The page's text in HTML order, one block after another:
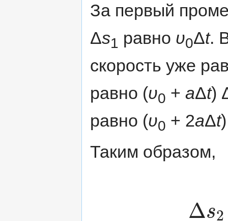
За первый
Δs1 равно υ0Δt.
скорость уже
равно (υ0 + aΔt)
равно (υ0 + 2aΔt
Таким образом,
Δs2